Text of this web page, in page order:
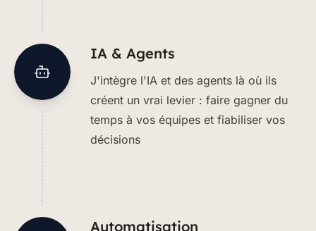
IA & Agents
J'intègre l'IA et des agents là où ils
créent un vrai levier : faire gagner du
temps à vos équipes et fiabiliser vos
décisions
Automatisation